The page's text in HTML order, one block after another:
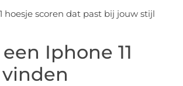
Iphone 11